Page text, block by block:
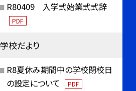
R80409 入学式始業式式辞
PDF
学校だより
R8夏休み期間中の学校閉校日
の設定について
PDF